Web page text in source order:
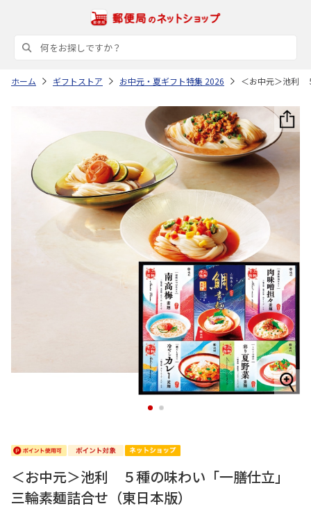
ホーム ギフトストア お中元・夏ギフト特集 2026 ＜お中元＞池利
1 2
＜お中元＞池利 ５種の味わい「一膳仕立」
三輪素麺詰合せ（東日本版）